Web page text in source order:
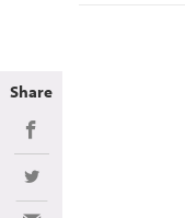
Share
Share on Facebook
Share on Twitter